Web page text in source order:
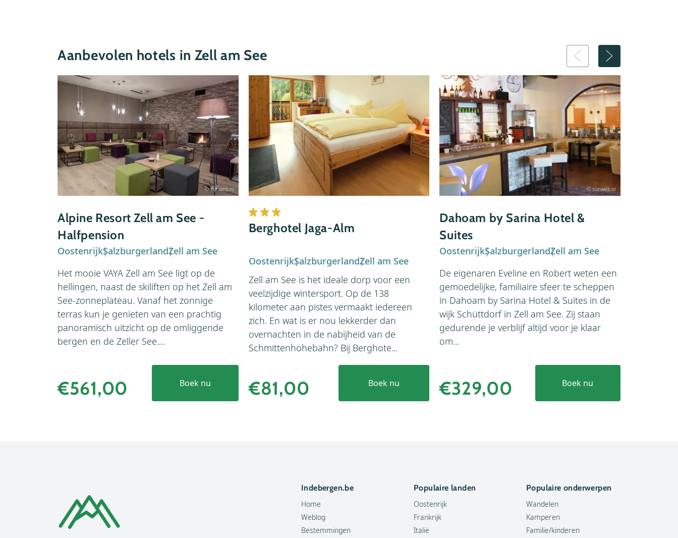
Aanbevolen hotels in Zell am See
© sunweb.nl
Alpine Resort Zell am See -
Halfpension
OostenrijkSalzburgerlandZell am See
Het mooie VAYA Zell am See ligt op de
hellingen, naast de skiliften op het Zell am
See-zonneplateau. Vanaf het zonnige
terras kun je genieten van een prachtig
panoramisch uitzicht op de omliggende
bergen en de Zeller See....
€561,00 Boek nu
Berghotel Jaga-Alm
OostenrijkSalzburgerlandZell am See
Zell am See is het ideale dorp voor een
veelzijdige wintersport. Op de 138
kilometer aan pistes vermaakt iedereen
zich. En wat is er nou lekkerder dan
overnachten in de nabijheid van de
Schmittenhöhebahn? Bij Berghote...
€81,00 Boek nu
© sunweb.nl
Dahoam by Sarina Hotel &
Suites
OostenrijkSalzburgerlandZell am See
De eigenaren Eveline en Robert weten een
gemoedelijke, familiaire sfeer te scheppen
in Dahoam by Sarina Hotel & Suites in de
wijk Schüttdorf in Zell am See. Zij staan
gedurende je verblijf altijd voor je klaar
om...
€329,00 Boek nu
Indebergen.be
Home
Weblog
Bestemmingen
Populaire landen
Oostenrijk
Frankrijk
Italië
Populaire onderwerpen
Wandelen
Kamperen
Familie/kinderen